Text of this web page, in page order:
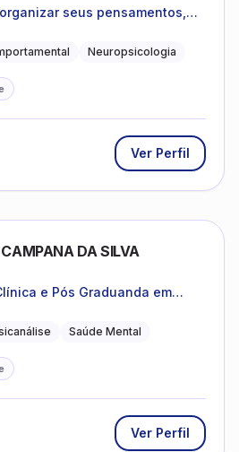
seus pensamentos,
com uma terapia
Neuropsicologia
Ver Perfil
DA SILVA
e Pós Graduanda em
Saúde Mental
Ver Perfil